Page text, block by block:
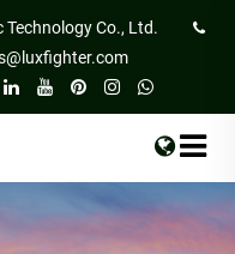
Co., Ltd.